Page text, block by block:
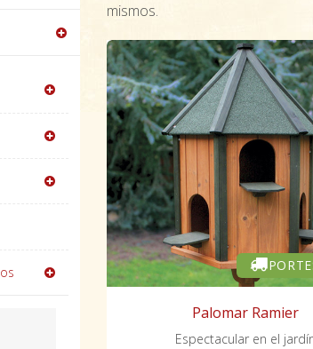
mismos.
Palomar Ramier
Espectacular en el